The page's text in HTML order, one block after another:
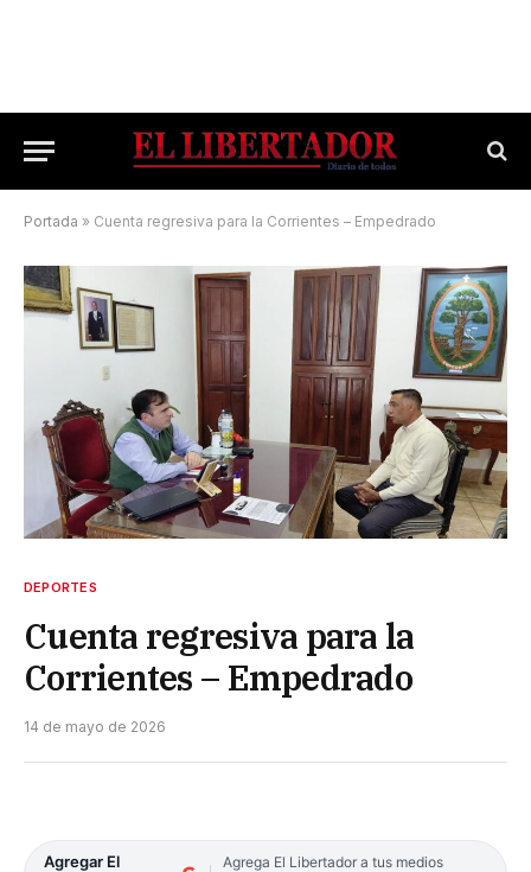
Portada » Cuenta regresiva para la Corrientes – Empedrado
DEPORTES
Cuenta regresiva para la
Corrientes – Empedrado
14 de mayo de 2026
Agregar El
Agrega El Libertador a tus medios